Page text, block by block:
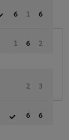
6 1 6
1 6 2
2 3
6 6